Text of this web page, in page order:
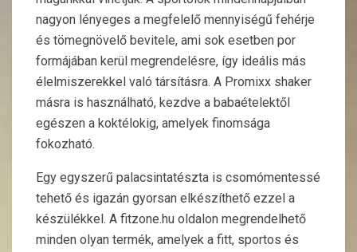
nagyon lényeges a megfelelő mennyiségű fehérje
és tömegnövelő bevitele, ami sok esetben por
formájában kerül megrendelésre, így ideális más
élelmiszerekkel való társításra. A Promixx shaker
másra is használható, kezdve a babaételektől
egészen a koktélokig, amelyek finomsága
fokozható.
Egy egyszerű palacsintatészta is csomómentessé
tehető és igazán gyorsan elkészíthető ezzel a
készülékkel. A fitzone.hu oldalon megrendelhető
minden olyan termék, amelyek a fitt, sportos és